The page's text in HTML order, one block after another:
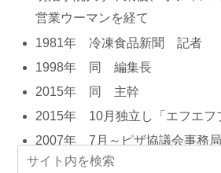
営業ウーマンを経て
1981年 冷凍食品新聞 記者
1998年 同 編集長
2015年 同 主幹
2015年 10月独立し「エフエフ
2007年 7月～ピザ協議会事務局
剣道三段